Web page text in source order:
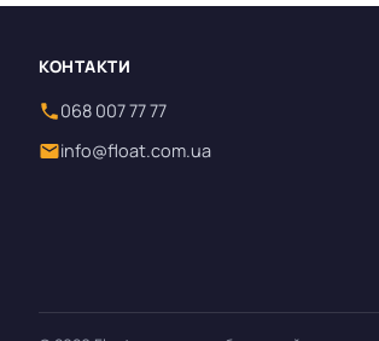
КОНТАКТИ
068 007 77 77
info@float.com.ua